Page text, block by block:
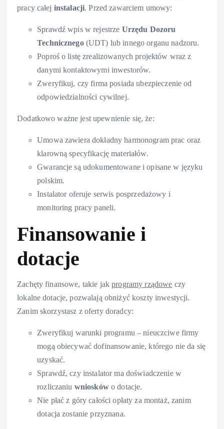
pracy całej instalacji. Przed zawarciem umowy:
Sprawdź wpis w rejestrze Urzędu Dozoru
Technicznego(UDT) lub innego organu nadzoru.
Poproś o listę zrealizowanych projektów wraz z
danymi kontaktowymi inwestorów.
Zweryfikuj, czy firma posiada ubezpieczenie od
odpowiedzialności cywilnej.
Dodatkowo ważne jest upewnienie się, że:
Umowa zawiera dokładny harmonogram prac oraz
klarowną specyfikację materiałów.
Gwarancje są udokumentowane i opisane w języku
polskim.
Instalator oferuje serwis posprzedażowy i
monitoring pracy paneli.
Finansowanie i
dotacje
Zachęty finansowe, takie jakprogramy rządowe czy
lokalne dotacje, pozwalają obniżyć koszty inwestycji.
Zanim skorzystasz z oferty doradcy:
Zweryfikuj warunki programu – nieuczciwe firmy
mogą obiecywać dofinansowanie, którego nie da się
uzyskać.
Sprawdź, czy instalator ma doświadczenie w
rozliczaniu wnioskówo dotacje.
Nie płać z góry całości opłaty za montaż, zanim
dotacja zostanie przyznana.